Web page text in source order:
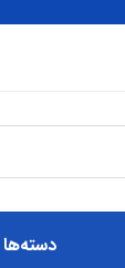
دسته‌ها